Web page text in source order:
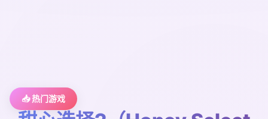
📥 热门游戏